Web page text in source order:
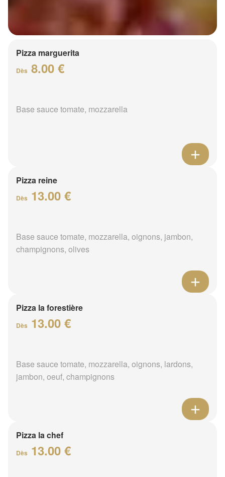
Pizza marguerita
Dès 8.00 €
Base sauce tomate, mozzarella
Pizza reine
Dès 13.00 €
Base sauce tomate, mozzarella, oignons, jambon,
champignons, olives
Pizza la forestière
Dès 13.00 €
Base sauce tomate, mozzarella, oignons, lardons,
jambon, oeuf, champignons
Pizza la chef
Dès 13.00 €